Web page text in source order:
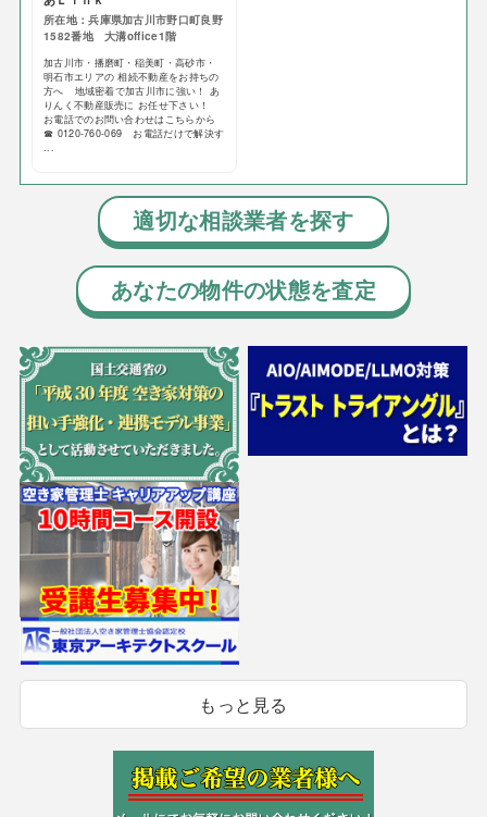
所在地：兵庫県加古川市野口町良野
1582番地 大溝office1階
加古川市・播磨町・稲美町・高砂市・
明石市エリアの 相続不動産をお持ちの
方へ 地域密着で加古川市に強い！ あ
りんく不動産販売に お任せ下さい！
お電話でのお問い合わせはこちらから
☎ 0120-760-069 お電話だけで解決す
...
適切な相談業者を探す
あなたの物件の状態を査定
もっと見る